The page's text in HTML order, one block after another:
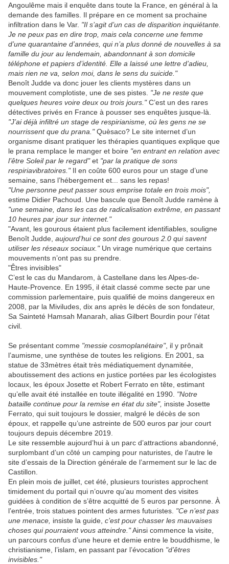
Angoulême mais il enquête dans toute la France, en général à la
demande des familles. Il prépare en ce moment sa prochaine
infiltration dans le Var. "Il s’agit d’un cas de disparition inquiétante.
Je ne peux pas en dire trop, mais cela concerne une femme
d’une quarantaine d’années, qui n’a plus donné de nouvelles à sa
famille du jour au lendemain, abandonnant à son domicile
téléphone et papiers d’identité. Elle a laissé une lettre d’adieu,
mais rien ne va, selon moi, dans le sens du suicide."
Benoît Judde va donc jouer les clients mystères dans un
mouvement complotiste, une de ses pistes. "Je ne reste que
quelques heures voire deux ou trois jours."C’est un des rares
détectives privés en France à pousser ses enquêtes jusque-là.
"J’ai déjà infiltré un stage de respirianisme, où les gens ne se
nourrissent que du prana."Quèsaco? Le site internet d’un
organisme disant pratiquer les thérapies quantiques explique que
le prana remplace le manger et boire "en entrant en relation avec
l’être Soleil par le regard"et "par la pratique de sons
respiriavibratoires."Il en coûte 600 euros pour un stage d’une
semaine, sans l’hébergement et... sans les repas!
"Une personne peut passer sous emprise totale en trois mois",
estime Didier Pachoud. Une bascule que Benoît Judde ramène à
"une semaine, dans les cas de radicalisation extrême, en passant
10 heures par jour sur internet."
"Avant, les gourous étaient plus facilement identifiables, souligne
Benoît Judde, aujourd’hui ce sont des gourous 2.0 qui savent
utiliser les réseaux sociaux."Un virage numérique que certains
mouvements n’ont pas su prendre.
"Êtres invisibles"
C’est le cas du Mandarom, à Castellane dans les Alpes-de-
Haute-Provence. En 1995, il était classé comme secte par une
commission parlementaire, puis qualifié de moins dangereux en
2008, par la Miviludes, dix ans après le décès de son fondateur,
Sa Sainteté Hamsah Manarah, alias Gilbert Bourdin pour l’état
civil.
Se présentant comme "messie cosmoplanétaire", il y prônait
l’aumisme, une synthèse de toutes les religions. En 2001, sa
statue de 33mètres était très médiatiquement dynamitée,
aboutissement des actions en justice portées par les écologistes
locaux, les époux Josette et Robert Ferrato en tête, estimant
qu’elle avait été installée en toute illégalité en 1990. "Notre
bataille continue pour la remise en état du site", insiste Josette
Ferrato, qui suit toujours le dossier, malgré le décès de son
époux, et rappelle qu’une astreinte de 500 euros par jour court
toujours depuis décembre 2019.
Le site ressemble aujourd’hui à un parc d’attractions abandonné,
surplombant d’un côté un camping pour naturistes, de l’autre le
site d’essais de la Direction générale de l’armement sur le lac de
Castillon.
En plein mois de juillet, cet été, plusieurs touristes approchent
timidement du portail qui n’ouvre qu’au moment des visites
guidées à condition de s’être acquitté de 5 euros par personne. À
l’entrée, trois statues pointent des armes futuristes. "Ce n’est pas
une menace, insiste la guide, c’est pour chasser les mauvaises
choses qui pourraient vous atteindre."Ainsi commence la visite,
un parcours confus d’une heure et demie entre le bouddhisme, le
christianisme, l’islam, en passant par l’évocation "d’êtres
invisibles."